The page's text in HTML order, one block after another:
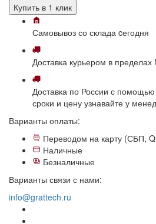
Купить в 1 клик
Самовывоз со склада cегодня
Доставка курьером в
Доставка по России с
сроки и цену узнавайте у
Варианты оплаты:
Переводом на карту (СБП,
Наличные
Безналичные
Варианты связи с нами:
info@grattech.ru